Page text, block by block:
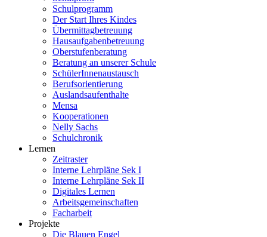
Schulprogramm
Der Start Ihres Kindes
Übermittagbetreuung
Hausaufgabenbetreuung
Oberstufenberatung
Beratung an unserer Schule
SchülerInnenaustausch
Berufsorientierung
Auslandsaufenthalte
Mensa
Kooperationen
Nelly Sachs
Schulchronik
Lernen
Zeitraster
Interne Lehrpläne Sek I
Interne Lehrpläne Sek II
Digitales Lernen
Arbeitsgemeinschaften
Facharbeit
Projekte
Die Blauen Engel